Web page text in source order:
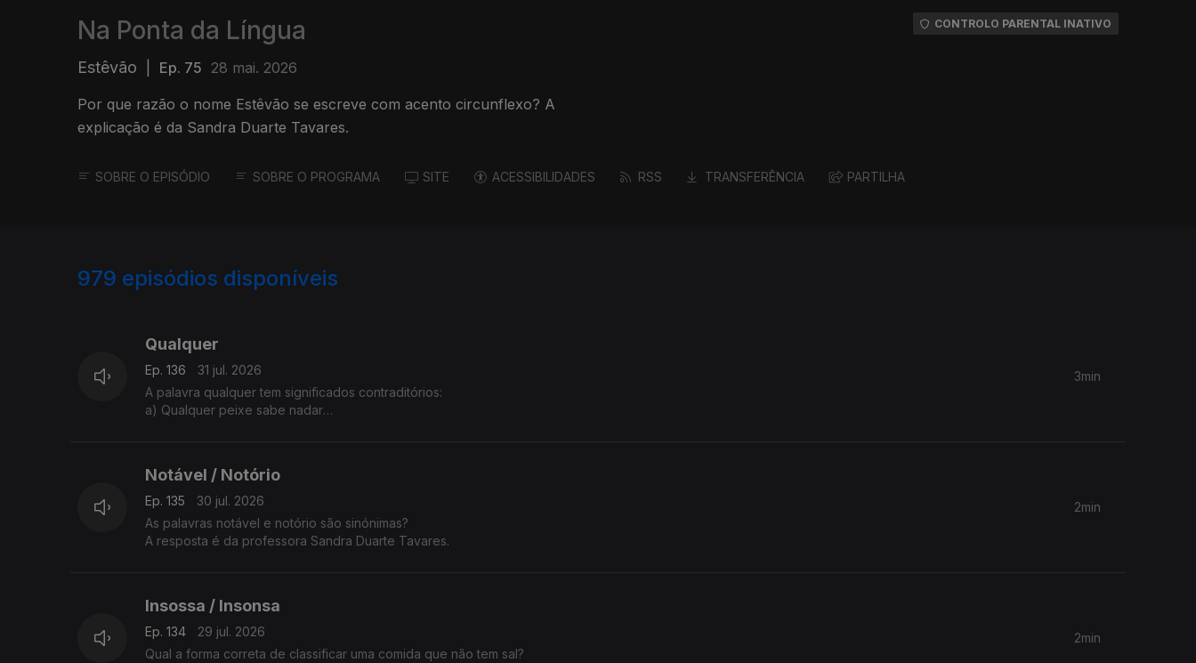
Na Ponta da Língua
Estêvão Ep. 75 28 mai. 2026
Por que razão o nome Estêvão se escreve com acento circunflexo? A
explicação é da Sandra Duarte Tavares.
CONTROLO PARENTAL INATIVO
SOBRE O EPISÓDIO SOBRE O PROGRAMA SITE ACESSIBILIDADES RSS TRANSFERÊNCIA PARTILHA
979 episódios disponíveis
Qualquer
Ep. 136
31 jul. 2026
A palavra qualquer tem significados contraditórios:
a) Qualquer peixe sabe nadar
3min
Notável / Notório
Ep. 135
30 jul. 2026
As palavras notável e notório são sinónimas?
A resposta é da professora Sandra Duarte Tavares.
2min
Insossa / Insonsa
Ep. 134
29 jul. 2026
Qual a forma correta de classificar uma comida que não tem sal?
2min